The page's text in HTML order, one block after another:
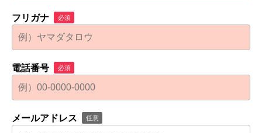
フリガナ 必須
電話番号 必須
メールアドレス 任意